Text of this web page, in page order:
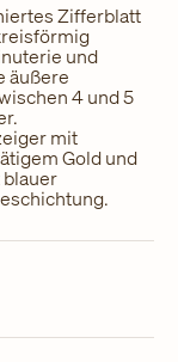
Zifferblatt
und
äußere
4 und 5
mit
Gold und